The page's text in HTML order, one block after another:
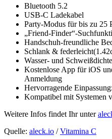
Bluetooth 5.2
USB-C Ladekabel
Party-Modus für bis zu 25
„Friend-Finder“-
Handschuh-freundliche
Schlank &
Wasser- und
Kostenlose App für iOS
Anmeldung
Hervorragende Einpassung:
Kompatibel mit Systemen
Weitere Infos findet Ihr unter
Quelle: aleck.io /Vitamina C